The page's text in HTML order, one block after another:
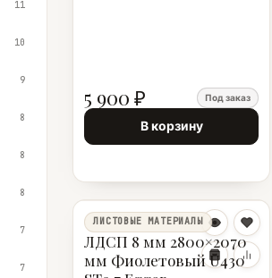
11
10
9
8
8
8
7
7
5 900 ₽ Под заказ
В корзину
ЛИСТОВЫЕ МАТЕРИАЛЫ
ЛДСП 8 мм 2800×2070
мм Фиолетовый U430